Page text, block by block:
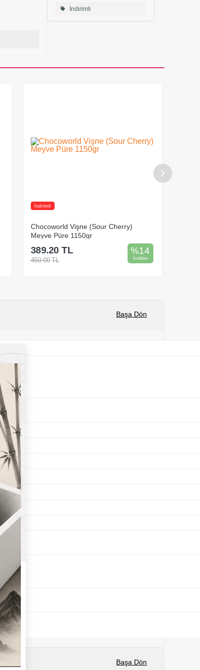
İndirimli
İndirimli
Chocoworld Vişne (Sour Cherry)
Meyve Püre 1150gr
%14
İndirim
389.20 TL
450.00 TL
Başa Dön
Başa Dön